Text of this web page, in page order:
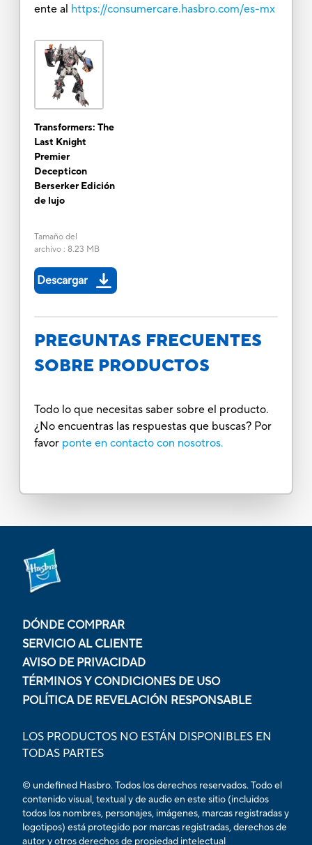
ente al https://consumercare.hasbro.com/es-mx
Transformers: The
Last Knight
Premier
Decepticon
Berserker Edición
de lujo
Tamaño del
archivo: 8.23 MB
Descargar
PREGUNTAS FRECUENTES
SOBRE PRODUCTOS
Todo lo que necesitas saber sobre el producto.
¿No encuentras las respuestas que buscas? Por
favor ponte en contacto con nosotros.
DÓNDE COMPRAR
SERVICIO AL CLIENTE
AVISO DE PRIVACIDAD
TÉRMINOS Y CONDICIONES DE USO
POLÍTICA DE REVELACIÓN RESPONSABLE
LOS PRODUCTOS NO ESTÁN DISPONIBLES EN
TODAS PARTES
© undefined Hasbro. Todos los derechos reservados. Todo el
contenido visual, textual y de audio en este sitio (incluidos
todos los nombres, personajes, imágenes, marcas registradas y
logotipos) está protegido por marcas registradas, derechos de
autor y otros derechos de propiedad intelectual